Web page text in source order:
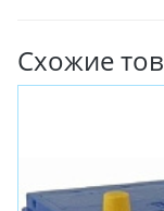
Схожие